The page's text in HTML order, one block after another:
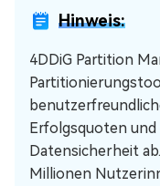
Hinweis:
4DDiG Partition
Erfolgsquoten und
Datensicherheit
Millionen